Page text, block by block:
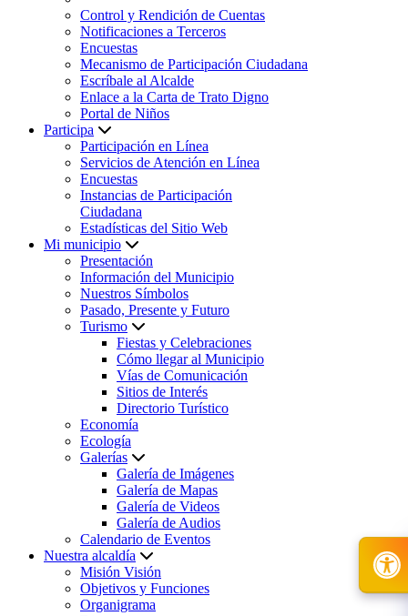
Control y Rendición de Cuentas
Notificaciones a Terceros
Encuestas
Mecanismo de Participación Ciudadana
Escríbale al Alcalde
Enlace a la Carta de Trato Digno
Portal de Niños
Participa
Participación en Línea
Servicios de Atención en Línea
Encuestas
Instancias de Participación
Ciudadana
Estadísticas del Sitio Web
Mi municipio
Presentación
Información del Municipio
Nuestros Símbolos
Pasado, Presente y Futuro
Turismo
Fiestas y Celebraciones
Cómo llegar al Municipio
Vías de Comunicación
Sitios de Interés
Directorio Turístico
Economía
Ecología
Galerías
Galería de Imágenes
Galería de Mapas
Galería de Videos
Galería de Audios
Calendario de Eventos
Nuestra alcaldía
Misión Visión
Objetivos y Funciones
Organigrama